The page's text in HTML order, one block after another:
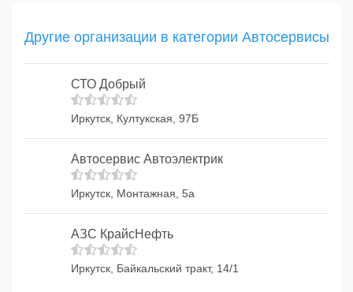
Другие организации в категории Автосервисы
СТО Добрый
Иркутск, Култукская, 97Б
Автосервис Автоэлектрик
Иркутск, Монтажная, 5а
АЗС КрайсНефть
Иркутск, Байкальский тракт, 14/1